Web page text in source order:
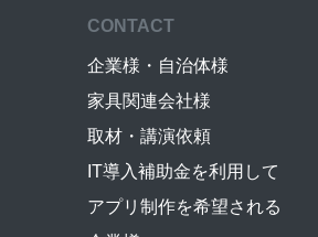
CONTACT
企業様・自治体様
家具関連会社様
取材・講演依頼
IT導入補助金を利用して
アプリ制作を希望される